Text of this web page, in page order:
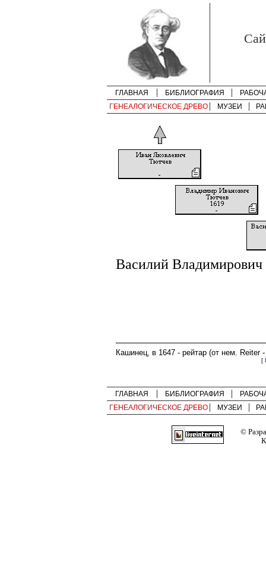
ГЛАВНАЯ БИБЛИОГРАФИЯ
ГЕНЕАЛОГИЧЕСКОЕ ДРЕВО
МУЗЕИ
Василий
Кашинец, в 1647 - рейтар (от нем. Reiter
[
ГЛАВНАЯ БИБЛИОГРАФИЯ
ГЕНЕАЛОГИЧЕСКОЕ ДРЕВО
МУЗЕИ
©